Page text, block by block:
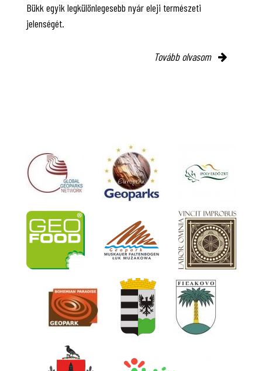
Bükk egyik legkülönlegesebb nyár eleji természeti
jelenségét.
Tovább olvasom